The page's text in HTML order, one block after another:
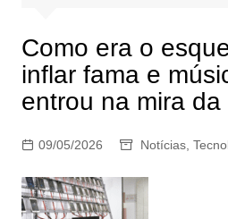
Como era o
inflar fama e
entrou na mira da
09/05/2026 Notícias,